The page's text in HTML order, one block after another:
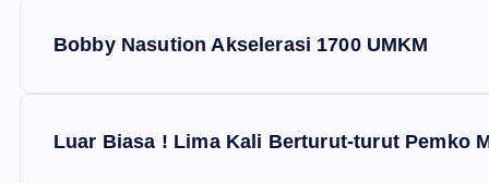
Bobby Nasution Akselerasi 1700 UMKM
Luar Biasa ! Lima Kali Berturut-turut Pemko